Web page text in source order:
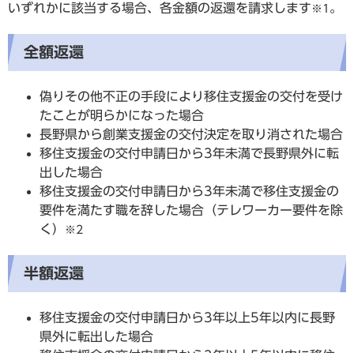
いずれかに該当する場合、各金額の返還を請求します ※1 。
全額返還
偽りその他不正の手段により移住支援金の交付を受け
たことが明らかになった場合
長野県から創業支援金の交付決定を取り消された場合
移住支援金の交付申請日から3年未満で長野県外に転
出した場合
移住支援金の交付申請日から3年未満で移住支援金の
要件を満たす職を辞した場合（テレワーカー要件を除
く）
※2
半額返還
移住支援金の交付申請日から3年以上5年以内に長野
県外に転出した場合